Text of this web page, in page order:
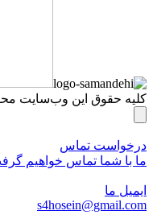
کلیه حقوق این وب‌سایت محفوظ
درخواست تماس
ما با شما تماس خواهیم
ایمیل ما
s4hosein@gmail.com